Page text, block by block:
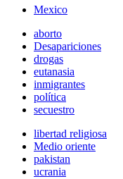
Mexico
aborto
Desapariciones
drogas
eutanasia
inmigrantes
política
secuestro
libertad religiosa
Medio oriente
pakistan
ucrania